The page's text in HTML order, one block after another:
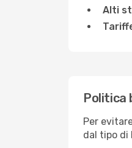
Alti
Politica
Per
dal tipo di